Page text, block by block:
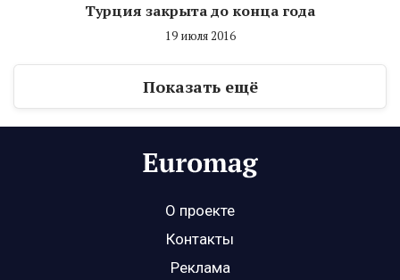
Турция закрыта до конца года
19 июля 2016
Показать ещё
О проекте
Контакты
Реклама